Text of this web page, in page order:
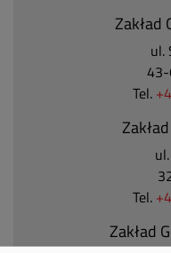
Zakład
ul.
43-
Tel.
Tel.
Zakład